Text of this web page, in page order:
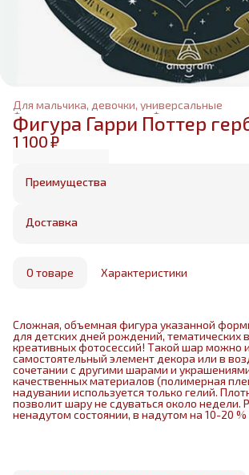
Для мальчика, девочки, универсальные
Фольгированные
Фольгированные шары
›
Главная
Фигура Гарри Поттер
1 100 ₽
Преимущества
Оплата частями в Сплит
Бесплатная доставка в пределах КАД
маркетплейса
Доставка
О товаре Характеристики
Сложная, объемная фигура указанной
для детских дней рождений, тематических
креативных фотосессий! Такой шар можно
самостоятельный элемент декора или в
сочетании с другими шарами и
качественных материалов (полимерная
надувании используется только гелий.
позволит шару не сдуваться около недели.
ненадутом состоянии, в надутом на 10-20